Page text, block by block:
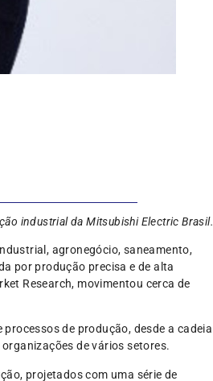
industrial da Mitsubishi Electric Brasil.
agronegócio, saneamento,
por produção precisa e de alta
Research, movimentou cerca de
de produção, desde a cadeia
de vários setores.
projetados com uma série de